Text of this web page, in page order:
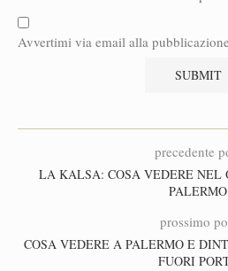
Avvertimi via email alla
precedente
LA KALSA: COSA VEDERE NEL
PALERMO
prossimo
COSA VEDERE A PALERMO E
FUORI